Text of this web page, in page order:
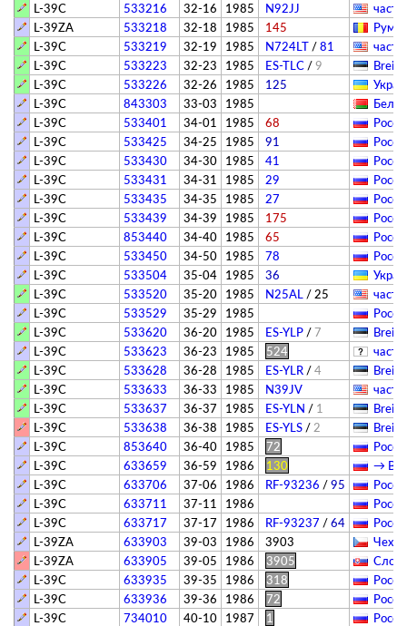
L-39C
533216 32-16 1985 N92JJ
L-39ZA
533218 32-18 1985 145
L-39C
533219 32-19 1985 N724LT /81
L-39C
533223 32-23 1985 ES-TLC /9
L-39C
533226 32-26 1985 125
L-39C
843303 33-03 1985
L-39C
533401 34-01 1985 68
L-39C
533425 34-25 1985 91
L-39C
533430 34-30 1985 41
L-39C
533431 34-31 1985 29
L-39C
533435 34-35 1985 27
L-39C
533439 34-39 1985 175
L-39C
853440 34-40 1985 65
L-39C
533450 34-50 1985 78
L-39C
533504 35-04 1985 36
L-39C
533520 35-20 1985 N25AL /25
L-39C
533529 35-29 1985
L-39C
533620 36-20 1985 ES-YLP /7
L-39C
533623 36-23 1985 524
L-39C
533628 36-28 1985 ES-YLR /4
L-39C
533633 36-33 1985 N39JV
L-39C
533637 36-37 1985 ES-YLN / 1
L-39C
533638 36-38 1985 ES-YLS / 2
L-39C
853640 36-40 1985 72
L-39C
633659 36-59 1986 130
→
L-39C
633706 37-06 1986 RF-93236 /95
L-39C
633711 37-11 1986
L-39C
633717 37-17 1986 RF-93237 /64
L-39ZA
633903 39-03 1986 3903
L-39ZA
633905 39-05 1986 3905
L-39C
633935 39-35 1986 318
L-39C
633936 39-36 1986 72
L-39C
734010 40-10 1987 1